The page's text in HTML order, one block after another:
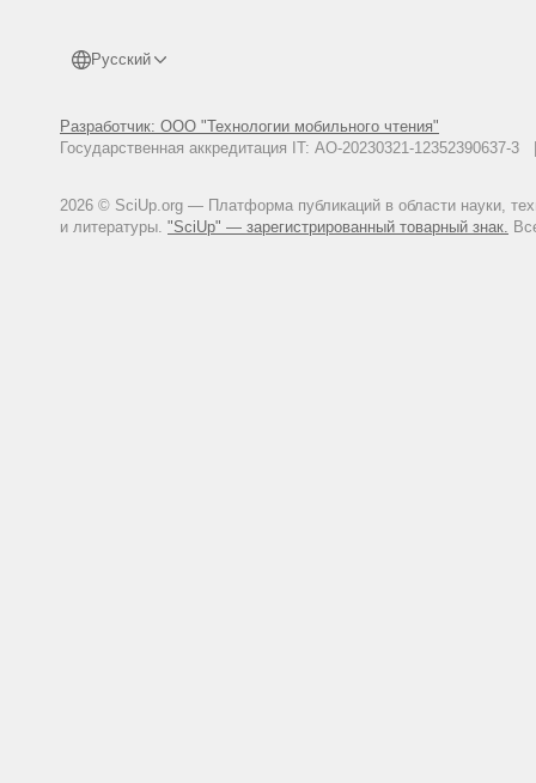
Перспективы применения
51–54.
Русский
Разработчик: ООО "Технологии мобильного чтения"
Государственная аккредитация IT: АО-20230321-
2026 © SciUp.org — Платформа публикаций в области науки,
и литературы. "SciUp" — зарегистрированный товарный знак.